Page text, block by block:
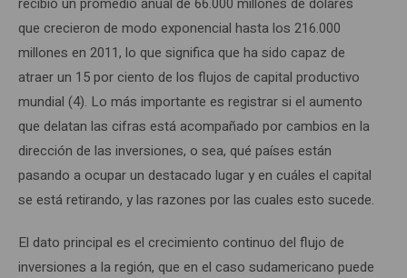
que crecieron de modo exponencial hasta los 216.000
millones en 2011, lo que significa que ha sido capaz de
atraer un 15 por ciento de los flujos de capital productivo
mundial (4). Lo más importante es registrar si el aumento
que delatan las cifras está acompañado por cambios en la
dirección de las inversiones, o sea, qué países están
pasando a ocupar un destacado lugar y en cuáles el capital
se está retirando, y las razones por las cuales esto sucede.
El dato principal es el crecimiento continuo del flujo de
inversiones a la región, que en el caso sudamericano puede